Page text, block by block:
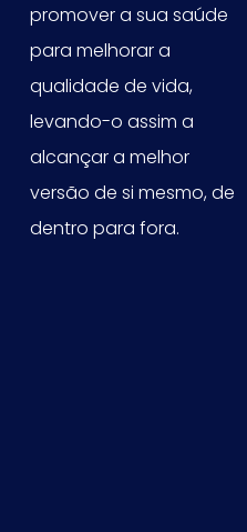
promover a sua saúde
para melhorar a
qualidade de vida,
levando-o assim a
alcançar a melhor
versão de si mesmo, de
dentro para fora.